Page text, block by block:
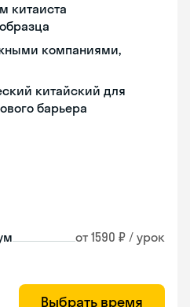
китаиста
компаниями,
китайский для
барьера
от 1590 ₽ / урок
Выбрать время